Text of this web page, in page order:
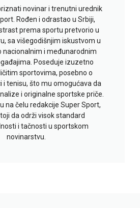
novinar i trenutni urednik
Rođen i odrastao u Srbiji,
prema sportu pretvorio u
sa višegodišnjim iskustvom u
nacionalnim i međunarodnim
Poseduje izuzetno
sportovima, posebno o
i tenisu, što mu omogućava da
i originalne sportske priče.
na čelu redakcije Super Sport,
da održi visok standard
i tačnosti u sportskom
novinarstvu.